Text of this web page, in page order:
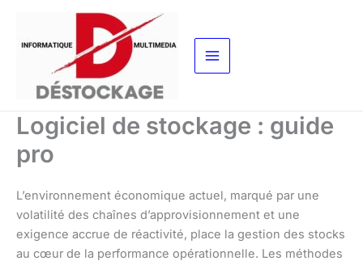
contenu
Logiciel de stockage : guide
pro
L’environnement économique actuel, marqué par une
volatilité des chaînes d’approvisionnement et une
exigence accrue de réactivité, place la gestion des stocks
au cœur de la performance opérationnelle. Les méthodes